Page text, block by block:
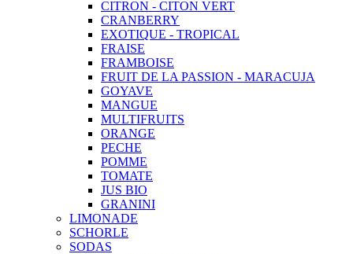
CITRON - CITON VERT
CRANBERRY
EXOTIQUE - TROPICAL
FRAISE
FRAMBOISE
FRUIT DE LA PASSION - MARACUJA
GOYAVE
MANGUE
MULTIFRUITS
ORANGE
PECHE
POMME
TOMATE
JUS BIO
GRANINI
LIMONADE
SCHORLE
SODAS